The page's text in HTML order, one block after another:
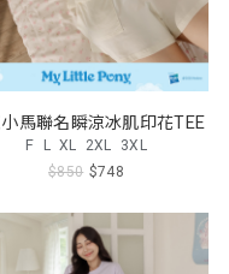
馬聯名瞬涼冰肌印花TEE
F L XL 2XL 3XL
$850 $748